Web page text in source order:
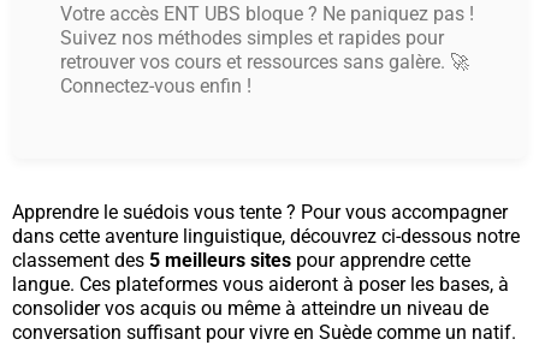
Votre accès ENT UBS bloque ? Ne paniquez pas !
Suivez nos méthodes simples et rapides pour
retrouver vos cours et ressources sans galère. 🚀
Connectez-vous enfin !
Apprendre le suédois vous tente ? Pour vous accompagner
dans cette aventure linguistique, découvrez ci-dessous notre
classement des 5 meilleurs sites pour apprendre cette
langue. Ces plateformes vous aideront à poser les bases, à
consolider vos acquis ou même à atteindre un niveau de
conversation suffisant pour vivre en Suède comme un natif.